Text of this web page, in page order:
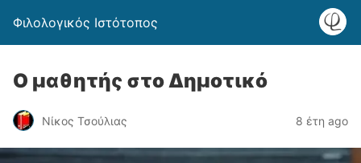
Φιλολογικός Ιστότοπος
Ο μαθητής στο Δημοτικό
Νίκος Τσούλιας 8 έτη ago